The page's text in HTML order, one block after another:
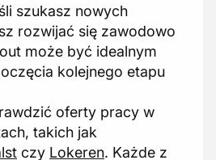
szukasz nowych
rozwijać się zawodowo
może być idealnym
kolejnego etapu
oferty pracy w
takich jak
czy Lokeren. Każde z